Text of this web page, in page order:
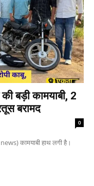
बड़ी कामयाबी, 2
बरामद
0
कामयाबी हाथ लगी है।